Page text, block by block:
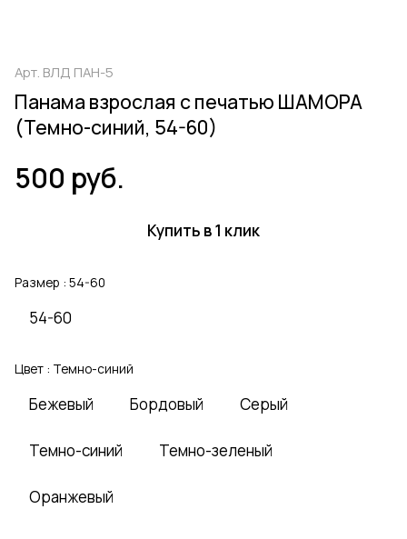
Арт. ВЛД ПАН-5
Панама взрослая с печатью ШАМОРА
(Темно-синий, 54-60)
500 руб.
Купить в 1 клик
Размер : 54-60
54-60
Цвет : Темно-синий
Бежевый Бордовый Серый
Темно-синий Темно-зеленый
Оранжевый